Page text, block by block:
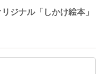
ジナル「しかけ絵本」